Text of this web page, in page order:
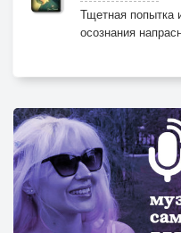
Тщетная попытка
осознания